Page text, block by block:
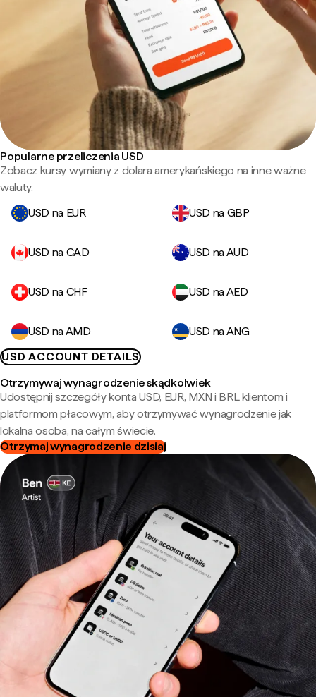
Popularne przeliczenia USD
Zobacz kursy wymiany z dolara amerykańskiego na inne ważne
waluty.
USD na EUR
USD na GBP
USD na CAD USD na AUD
USD na CHF USD na AED
USD na AMD
USD na ANG
USD ACCOUNT DETAILS
Otrzymywaj wynagrodzenie skądkolwiek
Udostępnij szczegóły konta USD, EUR, MXN i BRL klientom i
platformom płacowym, aby otrzymywać wynagrodzenie jak
lokalna osoba, na całym świecie.
Otrzymaj wynagrodzenie dzisiaj